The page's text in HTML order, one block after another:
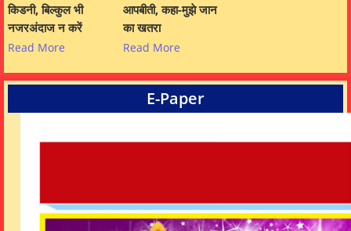
किडनी, बिल्कुल भी
नजरअंदाज न करें
Read More
आपबीती, कहा-मुझे जान
का खतरा
Read More
E-Paper